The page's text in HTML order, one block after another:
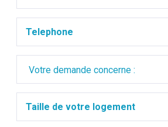
Votre demande concerne :